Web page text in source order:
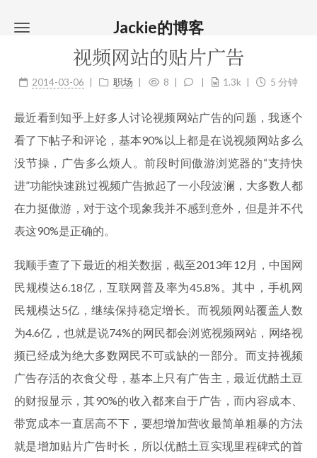
Jackie的博客
视频网站的贴片广告
2014-03-06 职场 8 1.3k 5 分钟
最近看到知乎上好多人讨论视频网站广告的问题，我逐个
看了下帖子和评论，基本90%以上都是在说视频网站多么
没节操，广告多么烦人。前段时间傲游浏览器的“支持快
进”功能快速跳过视频广告掀起了一小段波澜，大多数人都
在力挺傲游，对于这个现象我并不感到意外，但是并不代
表这90%是正确的。
我顺手查了下最近的相关数据，截至2013年12月，中国网
民规模达6.18亿，互联网普及率为45.8%。其中，手机网
民规模达5亿，继续保持稳定增长。而视频网站覆盖人数
为4.6亿，也就是说74%的网民都会浏览视频网站，网络视
频已经成为绝大多数网民不可或缺的一部分。而支持视频
广告存活的衣食父母，基本上只有广告主，最近优酷土豆
的财报显示，其90%的收入都来自于广告，而内容成本、
带宽成本一直居高不下，要想增加营收最简单粗暴的方法
就是增加贴片广告时长，所以优酷土豆实现里程碑式的首